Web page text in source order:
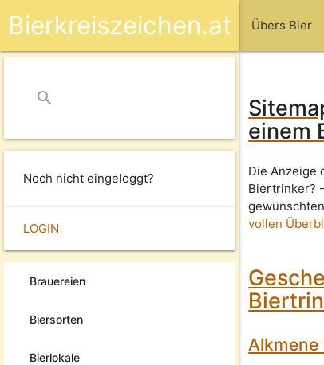
Übers Bier
Bierkreiszeichen.at
search
Noch nicht eingeloggt?
LOGIN
Brauereien
Biersorten
Bierlokale
einem
Die Anzeige
Biertrinker?
vollen
Alkmene